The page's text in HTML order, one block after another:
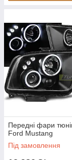
Передні фари
Ford Mustang
Під замовлення